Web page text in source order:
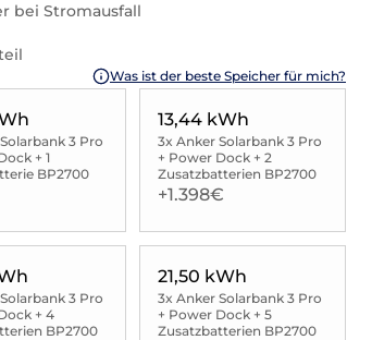
bei Stromausfall
Was ist der beste Speicher für mich?
3 Pro
+ 1
BP2700
13,44 kWh
3x Anker Solarbank 3 Pro
+ Power Dock + 2
Zusatzbatterien BP2700
+1.398€
3 Pro
+ 4
BP2700
21,50 kWh
3x Anker Solarbank 3 Pro
+ Power Dock + 5
Zusatzbatterien BP2700